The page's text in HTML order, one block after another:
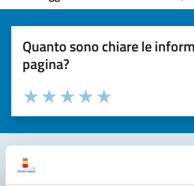
Quanto sono chiare le
pagina?
Valuta la chiarezza delle informazioni (da 1
Seleziona il numero di stelle per
Valuta 5 stelle su 5
Valuta 4 stelle su 5
Valuta 3 stelle su 5
Valuta 2 stelle su 5
Valuta 1 stelle su 5